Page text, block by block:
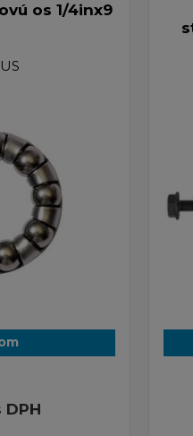
os 1/4inx9
DPH